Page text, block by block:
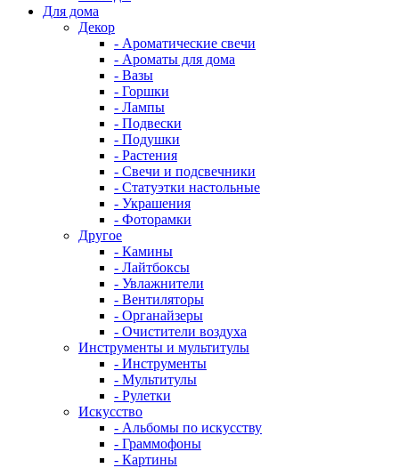
Для дома
Декор
- Ароматические свечи
- Ароматы для дома
- Вазы
- Горшки
- Лампы
- Подвески
- Подушки
- Растения
- Свечи и подсвечники
- Статуэтки настольные
- Украшения
- Фоторамки
Другое
- Камины
- Лайтбоксы
- Увлажнители
- Вентиляторы
- Органайзеры
- Очистители воздуха
Инструменты и мультитулы
- Инструменты
- Мультитулы
- Рулетки
Искусство
- Альбомы по искусству
- Граммофоны
- Картины